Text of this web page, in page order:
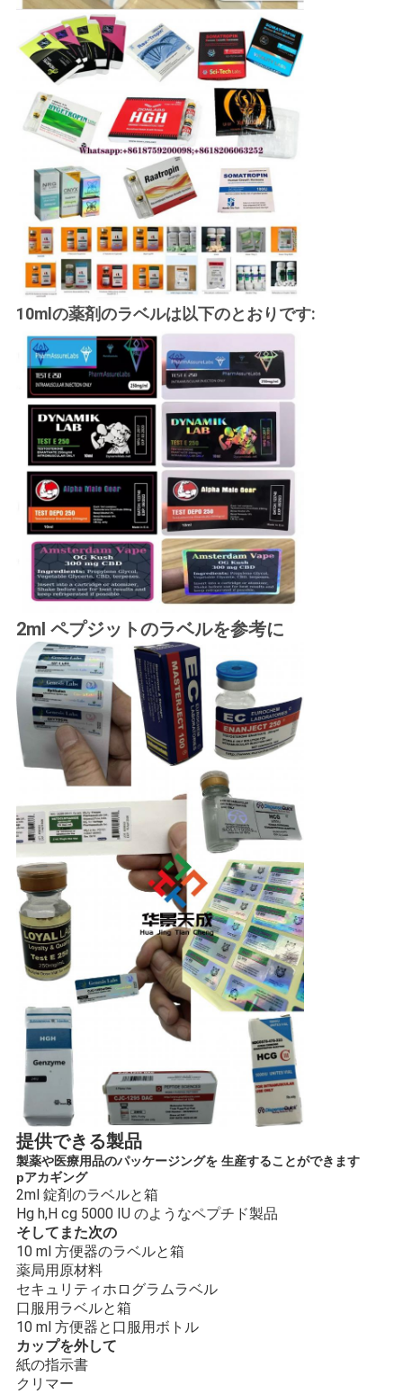
10mlの薬剤のラベルは以下のとおりです:
2ml ペプジットのラベルを参考に
提供できる製品
製薬や医療用品のパッケージングを 生産することができます
pアカギング
2ml 錠剤のラベルと箱
Hg h,H cg 5000 IU のようなペプチド製品
そしてまた次の
10 ml 方便器のラベルと箱
薬局用原材料
セキュリティホログラムラベル
口服用ラベルと箱
10 ml 方便器と口服用ボトル
カップを外して
紙の指示書
クリマー